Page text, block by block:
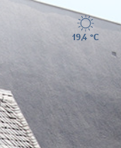
19,4 °C